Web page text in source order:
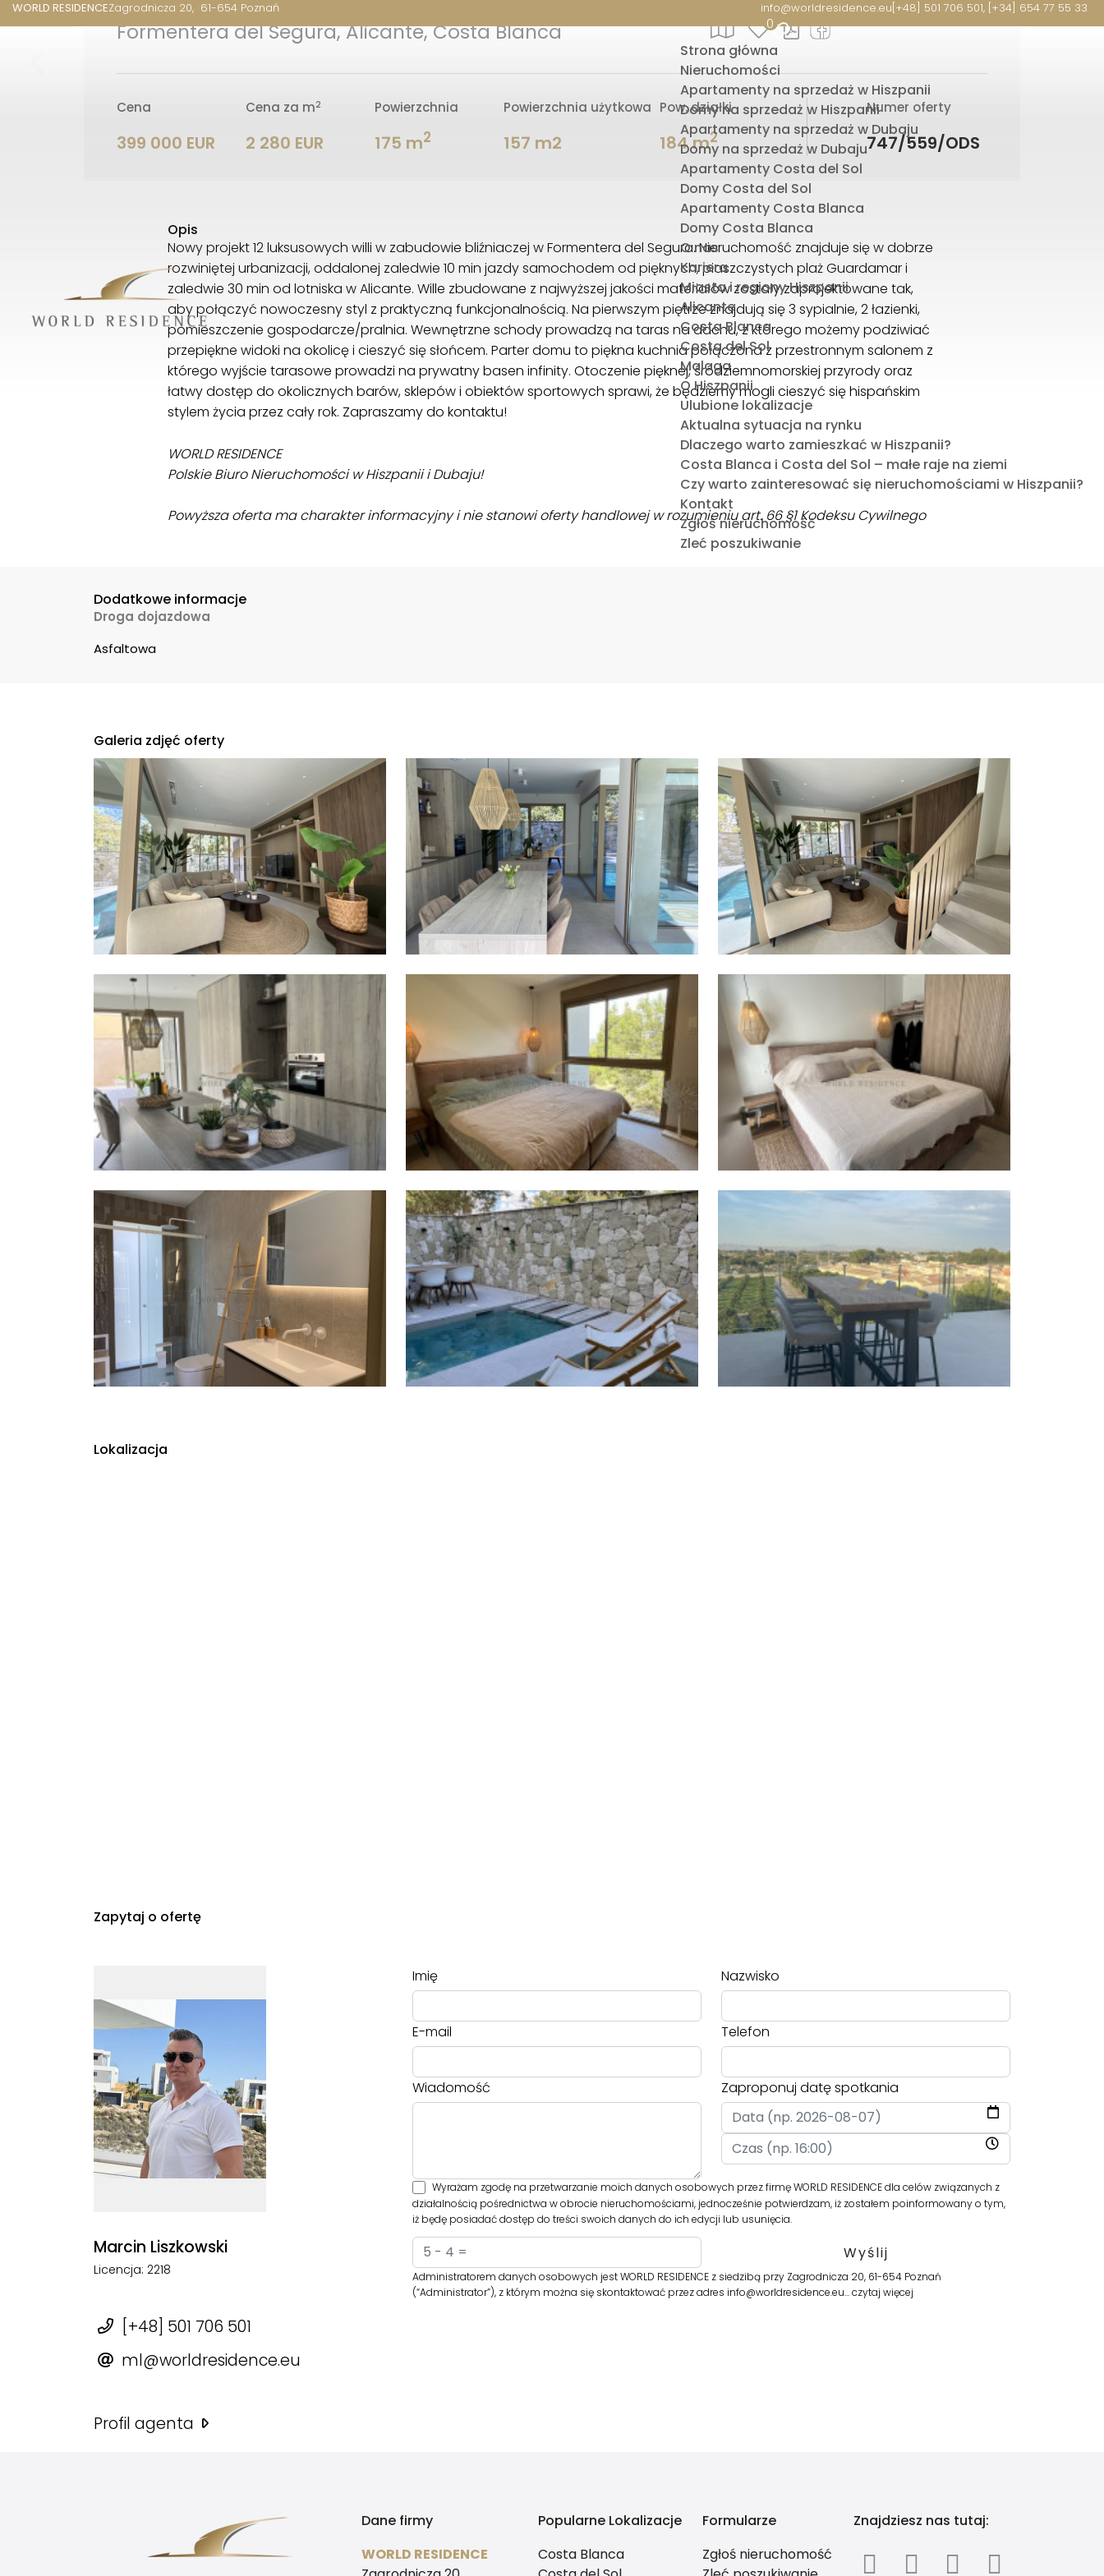
WORLD RESIDENCEZagrodnicza 20 61-654 Poznań info@worldresidence.eu[+48] 501 706 501, [+34] 654 77 55 33
0
Strona główna
Nieruchomości
Apartamenty na sprzedaż w Hiszpanii
Domy na sprzedaż w Hiszpanii
Apartamenty na sprzedaż w Dubaju
Domy na sprzedaż w Dubaju
Apartamenty Costa del Sol
Domy Costa del Sol
Apartamenty Costa Blanca
Domy Costa Blanca
O nas
Kariera
Miasta i regiony Hiszpanii
Alicante
Costa Blanca
Costa del Sol
Malaga
O Hiszpanii
Ulubione lokalizacje
Aktualna sytuacja na rynku
Dlaczego warto zamieszkać w Hiszpanii?
Costa Blanca i Costa del Sol – małe raje na ziemi
Czy warto zainteresować się nieruchomościami w Hiszpanii?
Kontakt
Zgłoś nieruchomość
Zleć poszukiwanie
Formentera del Segura, Alicante, Costa Blanca
Cena
399 000 EUR
Cena za m2
2 280 EUR
Powierzchnia
175 m2
Powierzchnia użytkowa
157 m2
Pow. działki
184 m2
Numer oferty
747/559/ODS
Opis
Nowy projekt 12 luksusowych willi w zabudowie bliźniaczej w Formentera del Segura. Nieruchomość znajduje się w dobrze
rozwiniętej urbanizacji, oddalonej zaledwie 10 min jazdy samochodem od pięknych, piaszczystych plaż Guardamar i
zaledwie 30 min od lotniska w Alicante. Wille zbudowane z najwyższej jakości materiałów zostały zaprojektowane tak,
aby połączyć nowoczesny styl z praktyczną funkcjonalnością. Na pierwszym piętrze znajdują się 3 sypialnie, 2 łazienki,
pomieszczenie gospodarcze/pralnia. Wewnętrzne schody prowadzą na taras na dachu, z którego możemy podziwiać
przepiękne widoki na okolicę i cieszyć się słońcem. Parter domu to piękna kuchnia połączona z przestronnym salonem z
którego wyjście tarasowe prowadzi na prywatny basen infinity. Otoczenie pięknej, śródziemnomorskiej przyrody oraz
łatwy dostęp do okolicznych barów, sklepów i obiektów sportowych sprawi, że będziemy mogli cieszyć się hispańskim
stylem życia przez cały rok. Zapraszamy do kontaktu!
WORLD RESIDENCE
Polskie Biuro Nieruchomości w Hiszpanii i Dubaju!
Powyższa oferta ma charakter informacyjny i nie stanowi oferty handlowej w rozumieniu art. 66 §1 Kodeksu Cywilnego
Dodatkowe informacje
Droga dojazdowa
Asfaltowa
Galeria zdjęć oferty
Lokalizacja
Zapytaj o ofertę
Marcin Liszkowski
Licencja: 2218
[+48] 501 706 501
ml@worldresidence.eu
Profil agenta
Imię Nazwisko
E-mail Telefon
Wiadomość Zaproponuj datę spotkania
Wyrażam zgodę na przetwarzanie moich danych osobowych przez firmę WORLD RESIDENCE dla celów związanych z
działalnością pośrednictwa w obrocie nieruchomościami, jednocześnie potwierdzam, iż zostałem poinformowany o tym,
iż będę posiadać dostęp do treści swoich danych do ich edycji lub usunięcia.
Administratorem danych osobowych jest WORLD RESIDENCE z siedzibą przy Zagrodnicza 20, 61-654 Poznań
(“Administrator”), z którym można się skontaktować przez adres info@worldresidence.eu…czytaj więcej
Dane firmy
WORLD RESIDENCE
Popularne Lokalizacje
Costa Blanca
Formularze
Zgłoś nieruchomość
Znajdziesz nas tutaj: